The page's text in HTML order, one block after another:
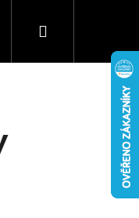
Nákupní